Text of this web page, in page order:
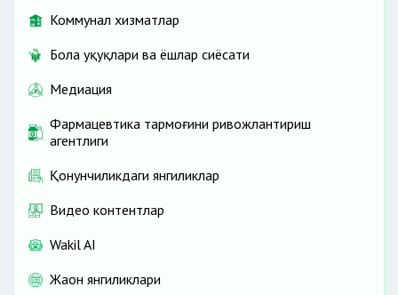
Коммунал хизматлар
Бола ҳуқуқлари ва ёшлар сиёсати
Медиация
Фармацевтика тармоғини ривожлантириш
агентлиги
Қонунчиликдаги янгиликлар
Видео контентлар
Wakil AI
Жаҳон янгиликлари